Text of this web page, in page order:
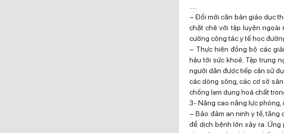
– Đổi mới căn bản giáo dục
chặt chẽ với tập luyện ngoài
cường công tác y tế học
– Thực hiện đồng bộ các
hậu tới sức khoẻ. Tập trung
người dân được tiếp cận sử
các dòng sông, các cơ sở
chống lạm dụng hoá chất
3- Nâng cao năng lực phòng,
– Bảo đảm an ninh y tế,
để dịch bệnh lớn xảy ra.